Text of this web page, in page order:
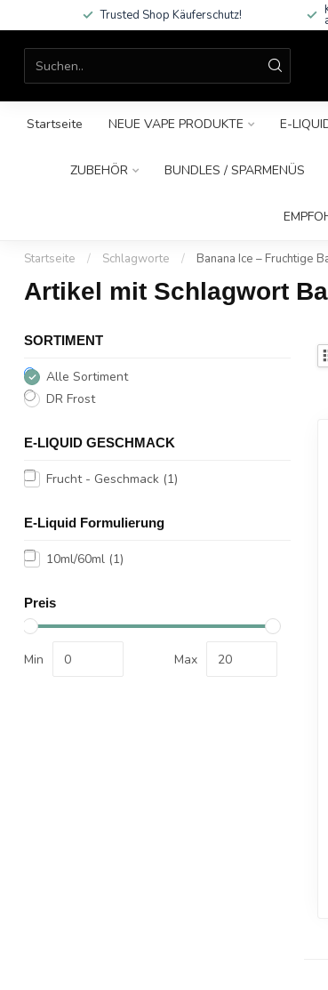
Trusted Shop Käuferschutz!
Startseite NEUE VAPE PRODUKTE E-
ZUBEHÖR BUNDLES / SPARMENÜS
Startseite / Schlagworte / Banana Ice – Fruchtige
Artikel mit Schlagwort
SORTIMENT
Alle Sortiment
DR Frost
E-LIQUID GESCHMACK
Frucht - Geschmack (1)
E-Liquid Formulierung
10ml/60ml (1)
Preis
Min Max